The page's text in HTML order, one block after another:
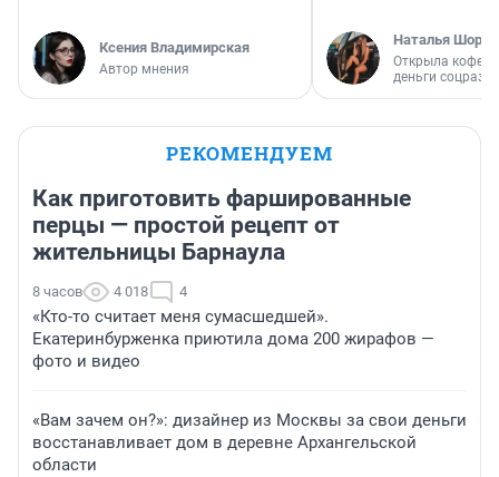
Ксения Владимирская
Автор мнения
Наталья
Открыла
деньги
РЕКОМЕНДУЕМ
Как приготовить фаршированные
перцы — простой рецепт от
жительницы Барнаула
8 часов 4 018 4
«Кто-то считает меня сумасшедшей».
Екатеринбурженка приютила дома 200 жирафов —
фото и видео
«Вам зачем он?»: дизайнер из Москвы за свои деньги
восстанавливает дом в деревне Архангельской
области